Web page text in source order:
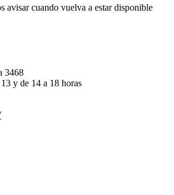
avisar cuando vuelva a estar disponible
3468
y de 14 a 18 horas